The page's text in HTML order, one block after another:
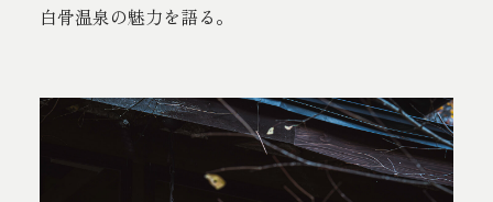
白骨温泉の魅力を語る。